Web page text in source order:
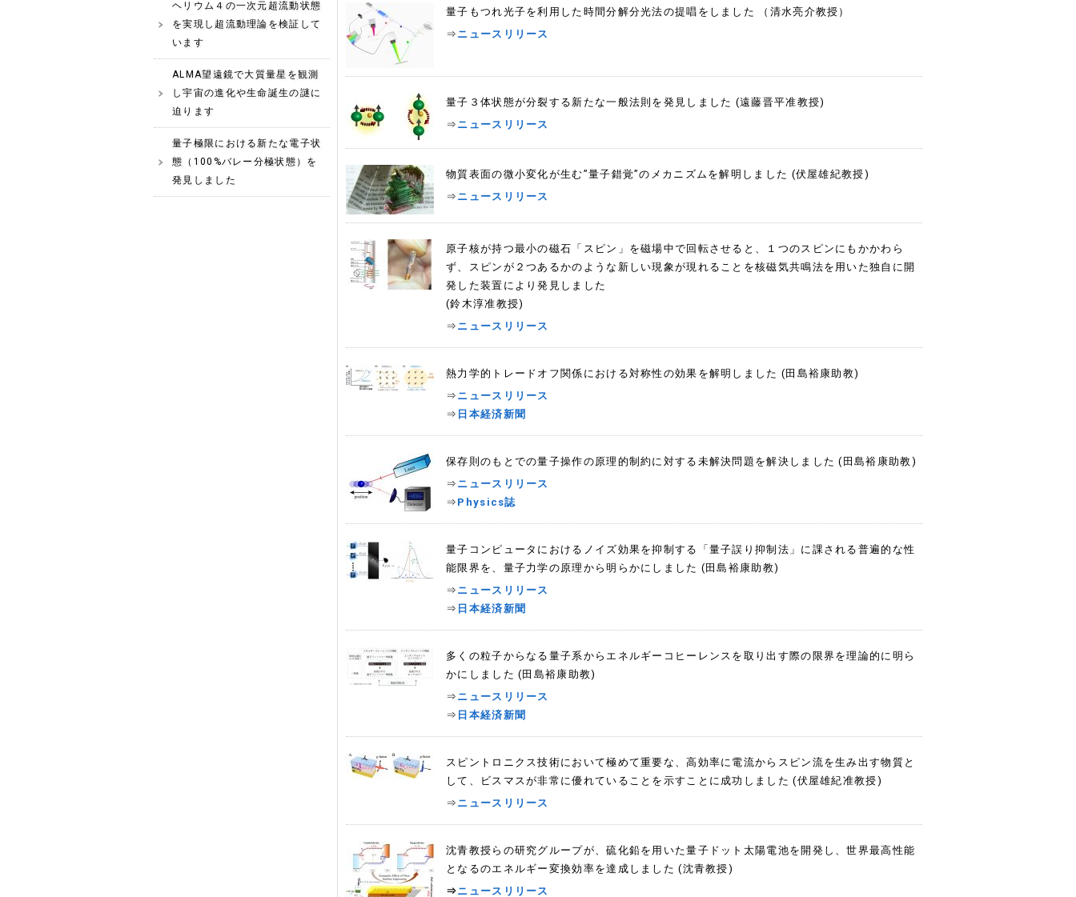
ヘリウム４の一次元超流動状態
を実現し超流動理論を検証して
います
ALMA望遠鏡で大質量星を観測
し宇宙の進化や生命誕生の謎に
迫ります
量子極限における新たな電子状
態（100%バレー分極状態）を
発見しました
量子もつれ光子を利用した時間分解分光法の提唱をしました （清水亮介教授）
⇒ ニュースリリース
量子３体状態が分裂する新たな一般法則を発見しました (遠藤晋平准教授)
⇒ ニュースリリース
物質表面の微小変化が生む”量子錯覚”のメカニズムを解明しました (伏屋雄紀教授)
⇒ ニュースリリース
原子核が持つ最小の磁石「スピン」を磁場中で回転させると、１つのスピンにもかかわら
ず、スピンが２つあるかのような新しい現象が現れることを核磁気共鳴法を用いた独自に開
発した装置により発見しました
(鈴木淳准教授)
⇒ ニュースリリース
熱力学的トレードオフ関係における対称性の効果を解明しました (田島裕康助教)
⇒ ニュースリリース
⇒ 日本経済新聞
保存則のもとでの量子操作の原理的制約に対する未解決問題を解決しました (田島裕康助教)
⇒ ニュースリリース
⇒ Physics誌
量子コンピュータにおけるノイズ効果を抑制する「量子誤り抑制法」に課される普遍的な性
能限界を、量子力学の原理から明らかにしました (田島裕康助教)
⇒ ニュースリリース
⇒ 日本経済新聞
多くの粒子からなる量子系からエネルギーコヒーレンスを取り出す際の限界を理論的に明ら
かにしました (田島裕康助教)
⇒ ニュースリリース
⇒ 日本経済新聞
スピントロニクス技術において極めて重要な、高効率に電流からスピン流を生み出す物質と
して、ビスマスが非常に優れていることを示すことに成功しました (伏屋雄紀准教授)
⇒ ニュースリリース
沈青教授らの研究グループが、硫化鉛を用いた量子ドット太陽電池を開発し、世界最高性能
となるのエネルギー変換効率を達成しました (沈青教授)
⇒ニュースリリース